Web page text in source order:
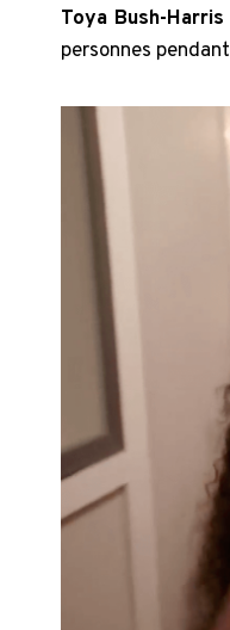
Toya Bush-Harris
personnes pendant